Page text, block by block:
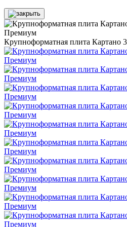
Крупноформатная плита Картано